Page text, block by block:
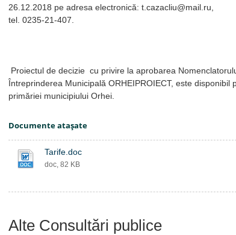
26.12.2018 pe adresa electronică: t.cazacliu@mail.ru,
tel. 0235-21-407.
Proiectul de decizie cu privire la aprobarea
Întreprinderea Municipală ORHEIPROIECT, este
primăriei municipiului Orhei.
Documente ataşate
Tarife.doc
doc, 82 KB
Alte Consultări publice